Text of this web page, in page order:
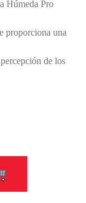
Húmeda Pro
proporciona una
de los